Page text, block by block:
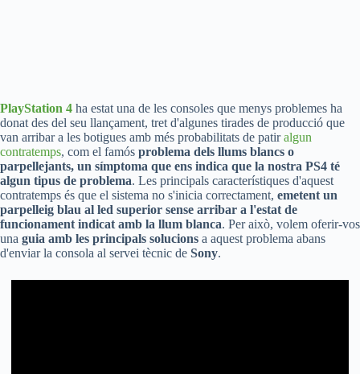
PlayStation 4 ha estat una de les consoles que menys problemes ha
donat des del seu llançament, tret d'algunes tirades de producció que
van arribar a les botigues amb més probabilitats de patiralgun
contratemps, com el famós problema dels llums blancs o
parpellejants, un símptoma que ens indica que la nostra PS4 té
algun tipus de problema. Les principals característiques d'aquest
contratemps és que el sistema no s'inicia correctament, emetent un
parpelleig blau al led superior sense arribar a l'estat de
funcionament indicat amb la llum blanca. Per això, volem oferir-vos
una guia amb les principals solucions a aquest problema abans
d'enviar la consola al servei tècnic de Sony.